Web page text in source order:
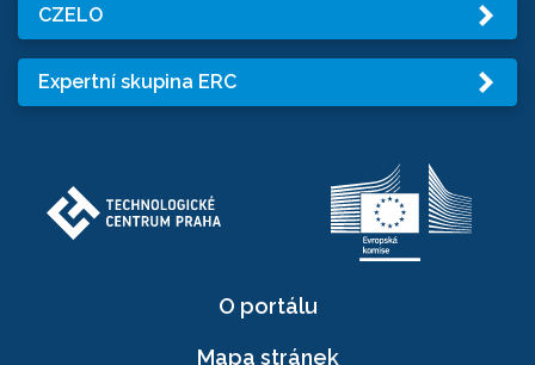
CZELO
Expertní skupina ERC
O portálu
Mapa stránek